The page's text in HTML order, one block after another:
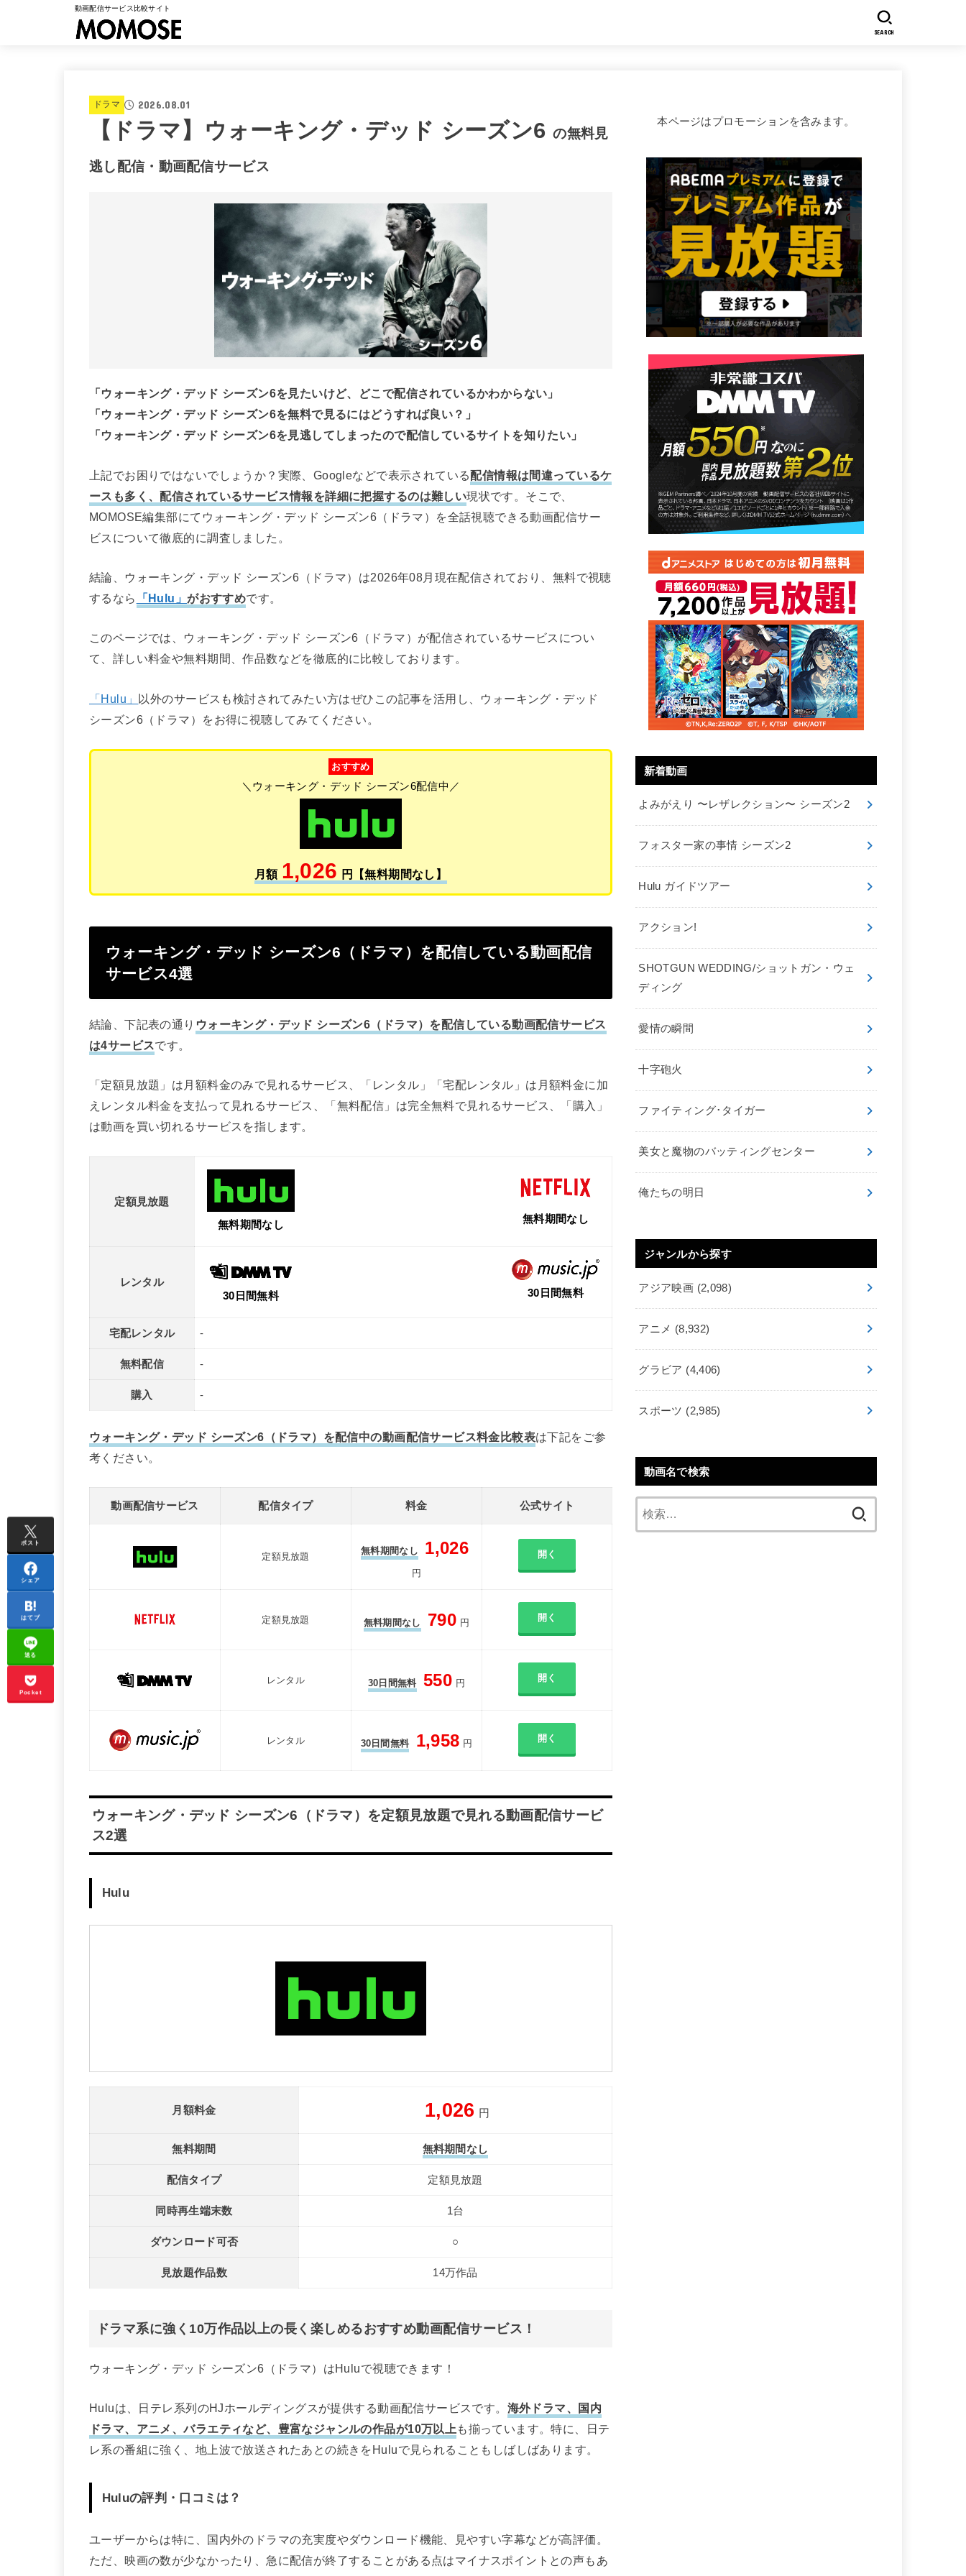
動画配信サービス比較サイト
SEARCH
ドラマ 2026.08.01
【ドラマ】ウォーキング・デッド シーズン6 の無料見
逃し配信・動画配信サービス
「ウォーキング・デッド シーズン6を見たいけど、どこで配信されているかわからない」
「ウォーキング・デッド シーズン6を無料で見るにはどうすれば良い？」
「ウォーキング・デッド シーズン6を見逃してしまったので配信しているサイトを知りたい」
上記でお困りではないでしょうか？実際、Googleなどで表示されている配信情報は間違っているケ
ースも多く、配信されているサービス情報を詳細に把握するのは難しい現状です。そこで、
MOMOSE編集部にてウォーキング・デッド シーズン6（ドラマ）を全話視聴できる動画配信サー
ビスについて徹底的に調査しました。
結論、ウォーキング・デッド シーズン6（ドラマ）は2026年08月現在配信されており、無料で視聴
するなら
「Hulu」がおすすめです。
このページでは、ウォーキング・デッド シーズン6（ドラマ）が配信されているサービスについ
て、詳しい料金や無料期間、作品数などを徹底的に比較しております。
「Hulu」 以外のサービスも検討されてみたい方はぜひこの記事を活用し、ウォーキング・デッド
シーズン6（ドラマ）をお得に視聴してみてください。
おすすめ
＼ウォーキング・デッド シーズン6配信中／
月額 1,026 円【無料期間なし】
ウォーキング・デッド シーズン6（ドラマ）を配信している動画配信
サービス4選
結論、下記表の通り ウォーキング・デッド シーズン6（ドラマ）を配信している動画配信サービス
は4サービスです。
「定額見放題」は月額料金のみで見れるサービス、「レンタル」「宅配レンタル」は月額料金に加
えレンタル料金を支払って見れるサービス、「無料配信」は完全無料で見れるサービス、「購入」
は動画を買い切れるサービスを指します。
定額見放題
無料期間なし
無料期間なし
レンタル
30日間無料
30日間無料
宅配レンタル -
無料配信 -
購入 -
ウォーキング・デッド シーズン6（ドラマ）を配信中の動画配信サービス料金比較表は下記をご参
考ください。
動画配信サービス 配信タイプ 料金 公式サイト
定額見放題
無料期間なし 1,026
円
開く
定額見放題 無料期間なし 790 円 開く
レンタル 30日間無料 550 円 開く
レンタル 30日間無料 1,958 円 開く
ウォーキング・デッド シーズン6（ドラマ）を定額見放題で見れる動画配信サービ
ス2選
Hulu
月額料金 1,026 円
無料期間 無料期間なし
配信タイプ 定額見放題
同時再生端末数 1台
ダウンロード可否 ○
見放題作品数 14万作品
ドラマ系に強く10万作品以上の長く楽しめるおすすめ動画配信サービス！
ウォーキング・デッド シーズン6（ドラマ）はHuluで視聴できます！
Huluは、日テレ系列のHJホールディングスが提供する動画配信サービスです。 海外ドラマ、国内
ドラマ、アニメ、バラエティなど、豊富なジャンルの作品が10万以上 も揃っています。特に、日テ
レ系の番組に強く、地上波で放送されたあとの続きをHuluで見られることもしばしばあります。
Huluの評判・口コミは？
ユーザーからは特に、国内外のドラマの充実度やダウンロード機能、見やすい字幕などが高評価。
ただ、映画の数が少なかったり、急に配信が終了することがある点はマイナスポイントとの声もあ
ポスト
シェア
はてブ
送る
Pocket
本ページはプロモーションを含みます。
新着動画
よみがえり 〜レザレクション〜 シーズン2
フォスター家の事情 シーズン2
Hulu ガイドツアー
アクション!
SHOTGUN WEDDING/ショットガン・ウェ
ディング
愛情の瞬間
十字砲火
ファイティング･タイガー
美女と魔物のバッティングセンター
俺たちの明日
ジャンルから探す
アジア映画 (2,098)
アニメ (8,932)
グラビア (4,406)
スポーツ (2,985)
動画名で検索